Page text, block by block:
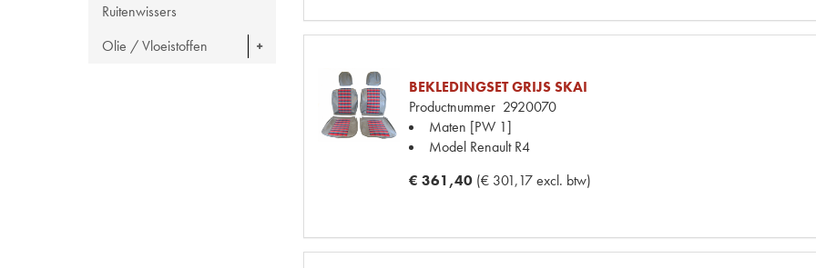
Ruitenwissers
Olie / Vloeistoffen
BEKLEDINGSET GRIJS SKAI
Productnummer 2920070
Maten [PW 1]
Model Renault R4
€ 361,40 (€ 301,17 excl. btw)